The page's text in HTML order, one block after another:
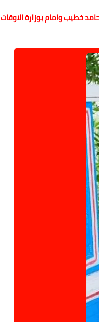
خطيب وامام بوزارة الاوقات